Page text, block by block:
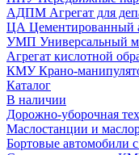
АДПМ Агрегат для
ЦА Цементированный
УМП Универсальный
Агрегат кислотной
КМУ Крано-
Каталог
В наличии
Дорожно-уборочная
Маслостанции и
Бортовые автомобили